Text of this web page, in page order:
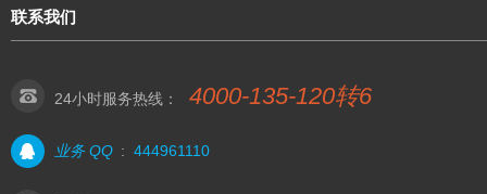
联系我们
24小时服务热线： 4000-135-120转6
业务 QQ : 444961110